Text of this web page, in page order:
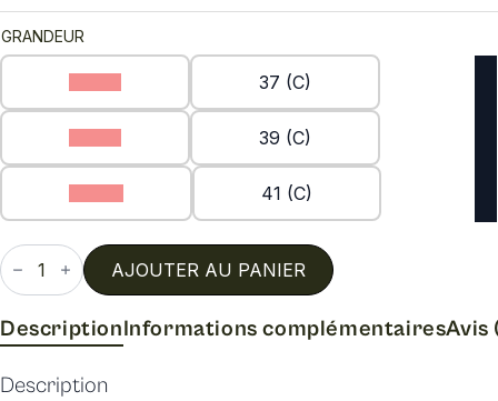
GRANDEUR
37 (C)
39 (C)
41 (C)
quantité
de
W0164
AJOUTER AU PANIER
DescriptionInformations complémentairesAvis
Description